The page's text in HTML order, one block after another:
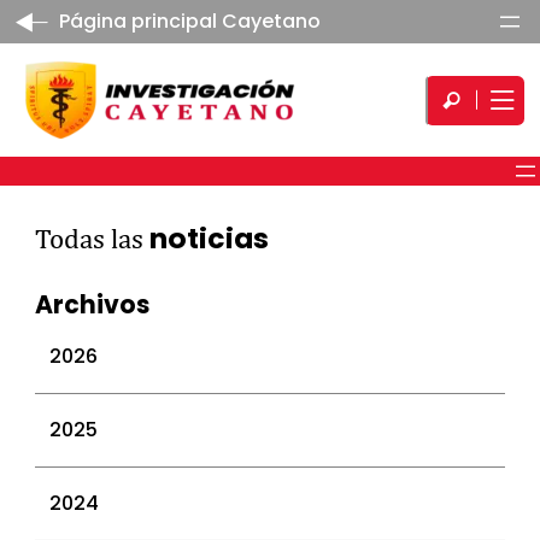
Página principal Cayetano
Todas las noticias
Archivos
2026
julio 2026
mayo 2026
2025
diciembre 2025
2024